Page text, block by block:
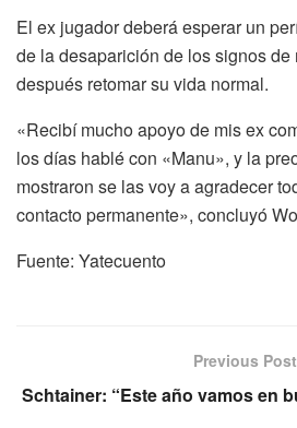
El ex jugador deberá esperar un
de la desaparición de los signos
después retomar su vida normal.
«Recibí mucho apoyo de mis ex
los días hablé con «Manu», y la
mostraron se las voy a agradecer
contacto permanente», concluyó
Fuente: Yatecuento
Previous Post
Schtainer: “Este año vamos en